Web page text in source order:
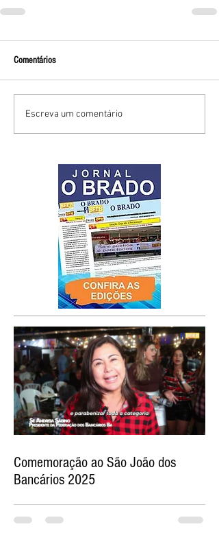
Comentários
Escreva um comentário
Comemoração ao São João dos
Bancários 2025